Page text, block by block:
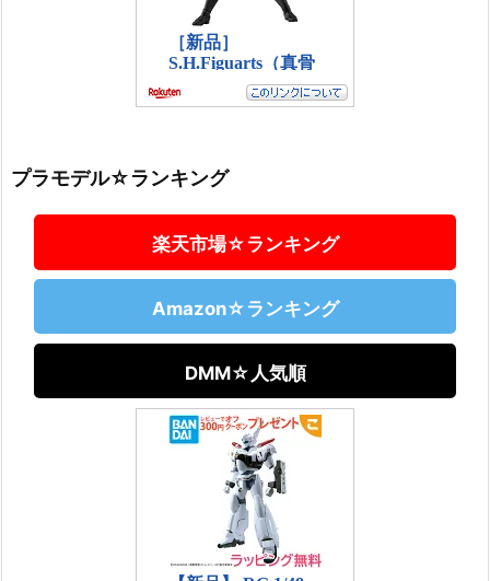
プラモデル☆ランキング
楽天市場☆ランキング
Amazon☆ランキング
DMM☆人気順